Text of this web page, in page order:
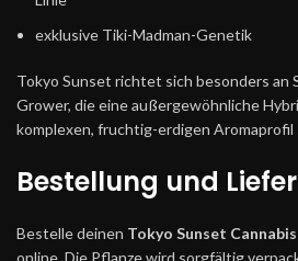
exklusive Tiki-Madman-Genetik
Tokyo Sunset richtet sich besonders an
Grower, die eine außergewöhnliche
komplexen, fruchtig-erdigen Aromaprofil
Bestellung und
Bestelle deinen Tokyo Sunset